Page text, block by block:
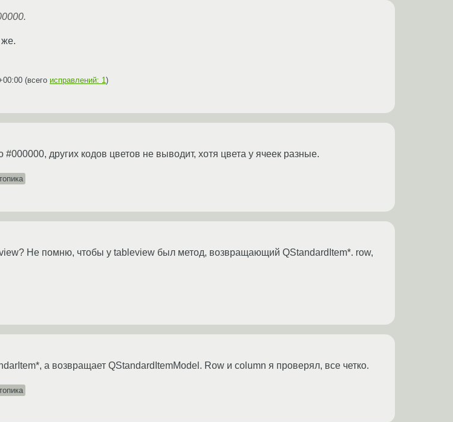
же.
(всего исправлений: 1 )
других кодов цветов не выводит, хотя цвета у ячеек разные.
Не помню, чтобы у tableview был метод, возвращающий QStandardItem*. row,
а возвращает QStandardItemModel. Row и column я проверял, все четко.